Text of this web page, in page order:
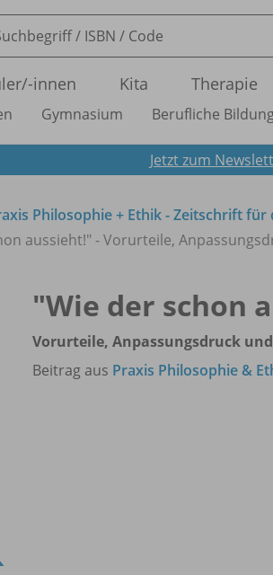
-innen Kita Therapie
Gymnasium Berufliche
Jetzt zum
Philosophie + Ethik - Zeitschrift
aussieht!" - Vorurteile,
"Wie der schon
Vorurteile, Anpassungsdruck
Beitrag aus Praxis Philosophie &